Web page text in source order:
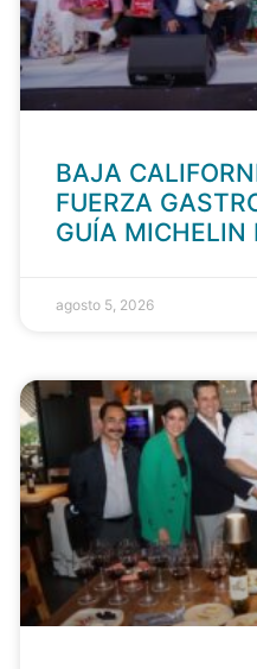
BAJA
FUERZA
GUÍA
agosto 5, 2026